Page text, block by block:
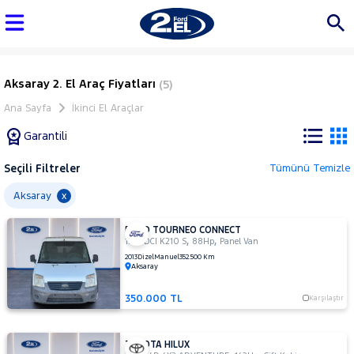
Aksaray 2. El Araç Fiyatları (5)
Ana Sayfa İkinci El Araçlar
Garantili
Tüm
Araçlar
AUDI
BMC
BMW
BYD
Seçili Filtreler Tümünü Temizle
Aksaray x
FORD TOURNEO CONNECT
1.8 TDCI K210 S, 88Hp, Panel Van
2013DizelManuel352.500 Km
Aksaray
350.000 TL Karşılaştır
TOYOTA HILUX